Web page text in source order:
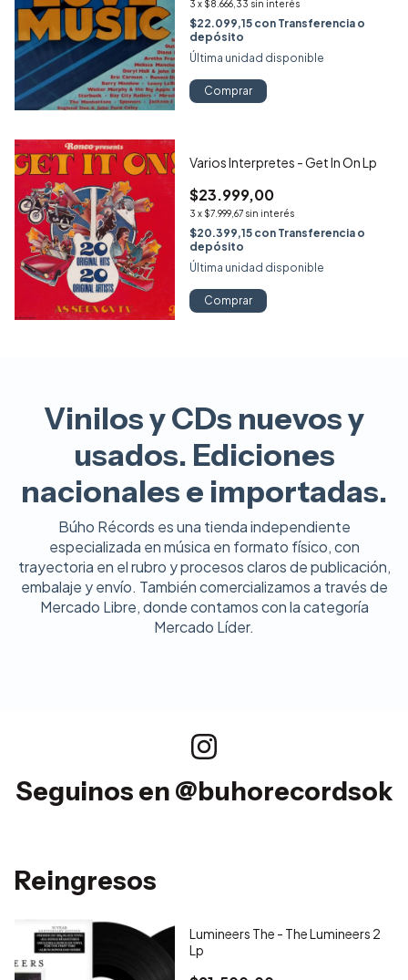
3 x $8.666,33 sin interés
$22.099,15 con Transferencia o
depósito
Última unidad disponible
Comprar
Varios Interpretes - Get In On Lp
$23.999,00
3 x $7.999,67 sin interés
$20.399,15 con Transferencia o
depósito
Última unidad disponible
Comprar
Vinilos y CDs nuevos y
usados. Ediciones
nacionales e importadas.
Búho Récords es una tienda independiente
especializada en música en formato físico, con
trayectoria en el rubro y procesos claros de publicación,
embalaje y envío. También comercializamos a través de
Mercado Libre, donde contamos con la categoría
Mercado Líder.
Seguinos en @buhorecordsok
Reingresos
Lumineers The - The Lumineers 2
Lp